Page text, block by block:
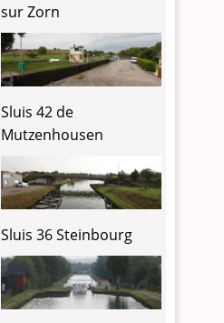
sur Zorn
Sluis 42 de
Mutzenhousen
Sluis 36 Steinbourg